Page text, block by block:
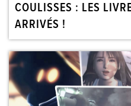
COULISSES : LES
ARRIVÉS !